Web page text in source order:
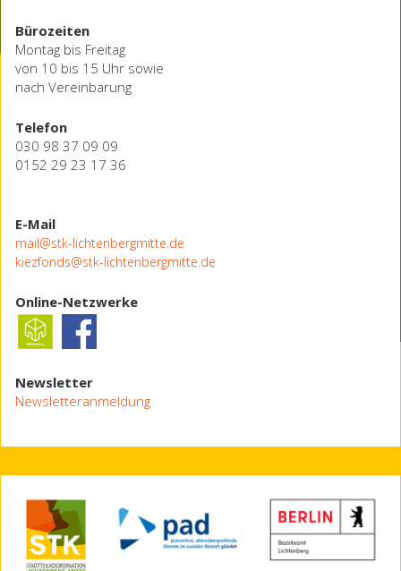
Bürozeiten
Montag bis Freitag
von 10 bis 15 Uhr sowie
nach Vereinbarung
Telefon
030 98 37 09 09
0152 29 23 17 36
E-Mail
mail@stk-lichtenbergmitte.de
kiezfonds@stk-lichtenbergmitte.de
Online-Netzwerke
Newsletter
Newsletteranmeldung